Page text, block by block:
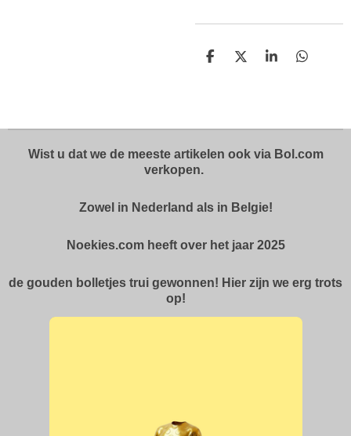
D
D
S
D
Wist u dat we de meeste artikelen ook via Bol.com
verkopen.
Zowel in Nederland als in Belgie!
Noekies.com heeft over het jaar 2025
de gouden bolletjes trui gewonnen! Hier zijn we erg trots
op!